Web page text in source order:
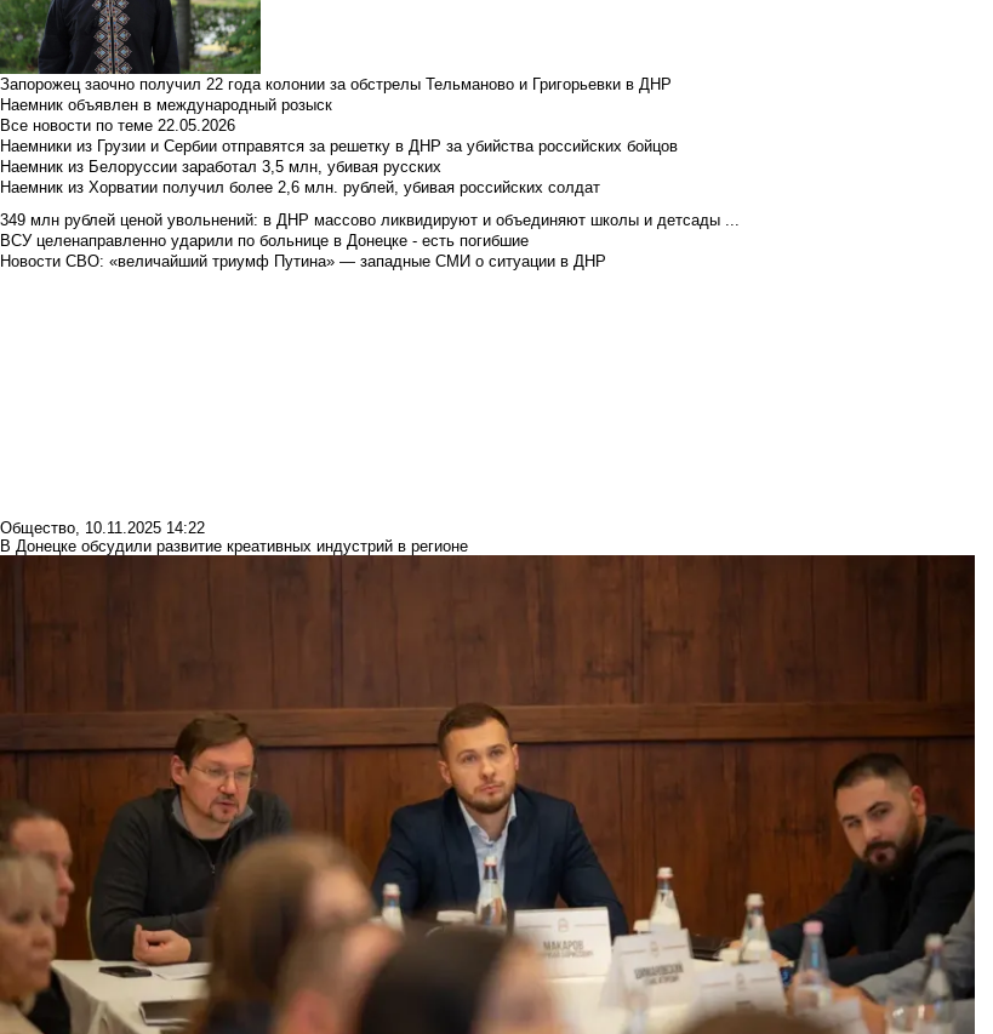
Запорожец заочно получил 22 года колонии за обстрелы Тельманово и Григорьевки в ДНР
Наемник объявлен в международный розыск
Все новости по теме 22.05.2026
Наемники из Грузии и Сербии отправятся за решетку в ДНР за убийства российских бойцов
Наемник из Белоруссии заработал 3,5 млн, убивая русских
Наемник из Хорватии получил более 2,6 млн. рублей, убивая российских солдат
349 млн рублей ценой увольнений: в ДНР массово ликвидируют и объединяют школы и детсады ...
ВСУ целенаправленно ударили по больнице в Донецке - есть погибшие
Новости СВО: «величайший триумф Путина» — западные СМИ о ситуации в ДНР
Общество 10.11.2025 14:22
В Донецке обсудили развитие креативных индустрий в регионе